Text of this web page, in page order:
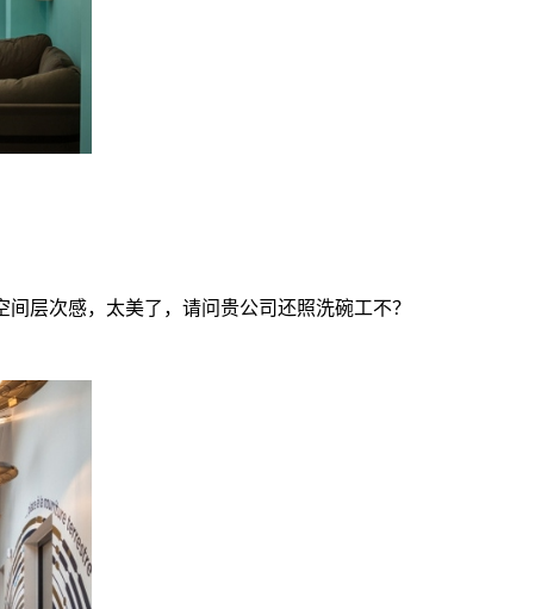
层次感，太美了，请问贵公司还照洗碗工不？